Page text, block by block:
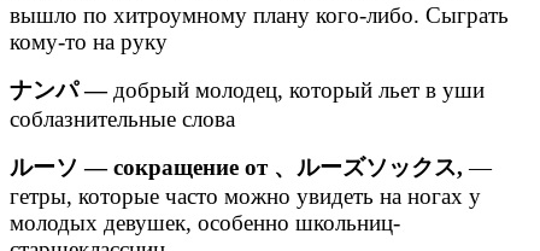
вышло по хитроумному плану кого-либо. Сыграть
кому-то на руку
ナンパ —добрый молодец, который льет в уши
соблазнительные слова
ルーソ — сокращение от 、ルーズソックス, —
гетры, которые часто можно увидеть на ногах у
молодых девушек, особенно школьниц-